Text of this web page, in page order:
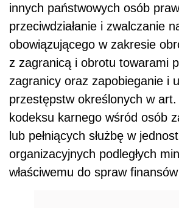
innych państwowych osób
przeciwdziałanie i zwalczanie
obowiązującego w zakresie
z zagranicą i obrotu towarami
zagranicy oraz zapobieganie i
przestępstw określonych w
kodeksu karnego wśród osób
lub pełniących służbę w
organizacyjnych podległych
właściwemu do spraw